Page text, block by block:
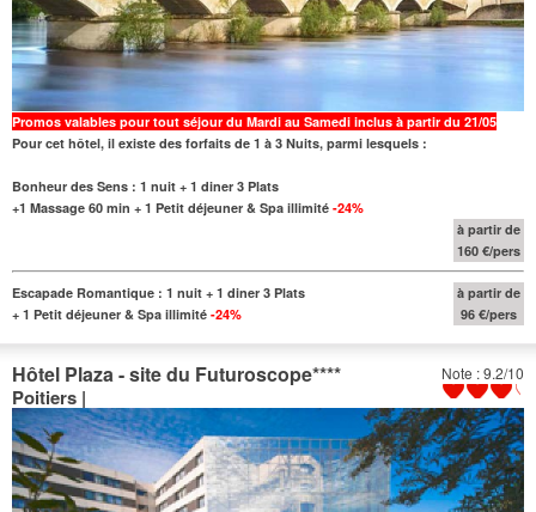
Promos valables pour tout séjour du Mardi au Samedi inclus à partir du 21/05
Pour cet hôtel, il existe des forfaits de 1 à 3 Nuits, parmi lesquels :
Bonheur des Sens : 1 nuit + 1 diner 3 Plats
+1 Massage 60 min + 1 Petit déjeuner & Spa illimité -24%
à partir de
160 €/pers
Escapade Romantique : 1 nuit + 1 diner 3 Plats
+ 1 Petit déjeuner & Spa illimité -24%
à partir de
96 €/pers
Note : 9.2/10
Hôtel Plaza - site du Futuroscope****
Poitiers |